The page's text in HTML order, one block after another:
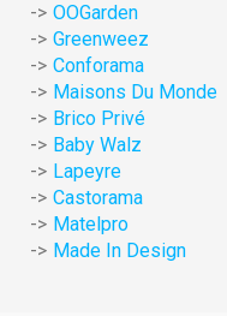
OOGarden
Greenweez
Conforama
Maisons Du Monde
Brico Privé
Baby Walz
Lapeyre
Castorama
Matelpro
Made In Design